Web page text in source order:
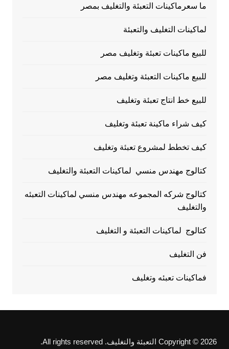
ما سعرماكينات التعبئة والتغليف بمصر
لماكينات التغليف والتعبئة
للبيع ماكينات تعبئة وتغليف مصر
للبيع ماكينات التعبئة وتغليف مصر
للبيع خط انتاج تعبئة وتغليف
كيف شراء ماكينة تعبئة وتغليف
كيف تخطط لمشروع تعبئة وتغليف
كتالوج مهندس منسي لماكينات التعبئة والتغليف
كتالوج شركه المجموعه مهندس منسي لماكينات التعبئه
والتغليف
كتالوج لماكينات التعبئة و التغليف
فن التغليف
فماكينات تعبئه وتغليف
Copyright © 2026 التعبئة والتغليف. All rights reserved.